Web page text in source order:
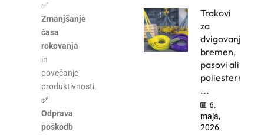
✅
Zmanjšanje
časa
rokovanja
in
povečanje
produktivnosti.
✅
Odprava
poškodb
Trakovi
za
dvigovanje
bremen,
pasovi ali
poliesterne
...
6.
maja,
2026